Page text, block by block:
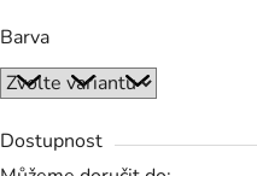
Barva
Dostupnost